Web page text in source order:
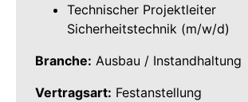
Technischer Projektleiter
Sicherheitstechnik (m/w/d)
Branche: Ausbau / Instandhaltung
Vertragsart: Festanstellung